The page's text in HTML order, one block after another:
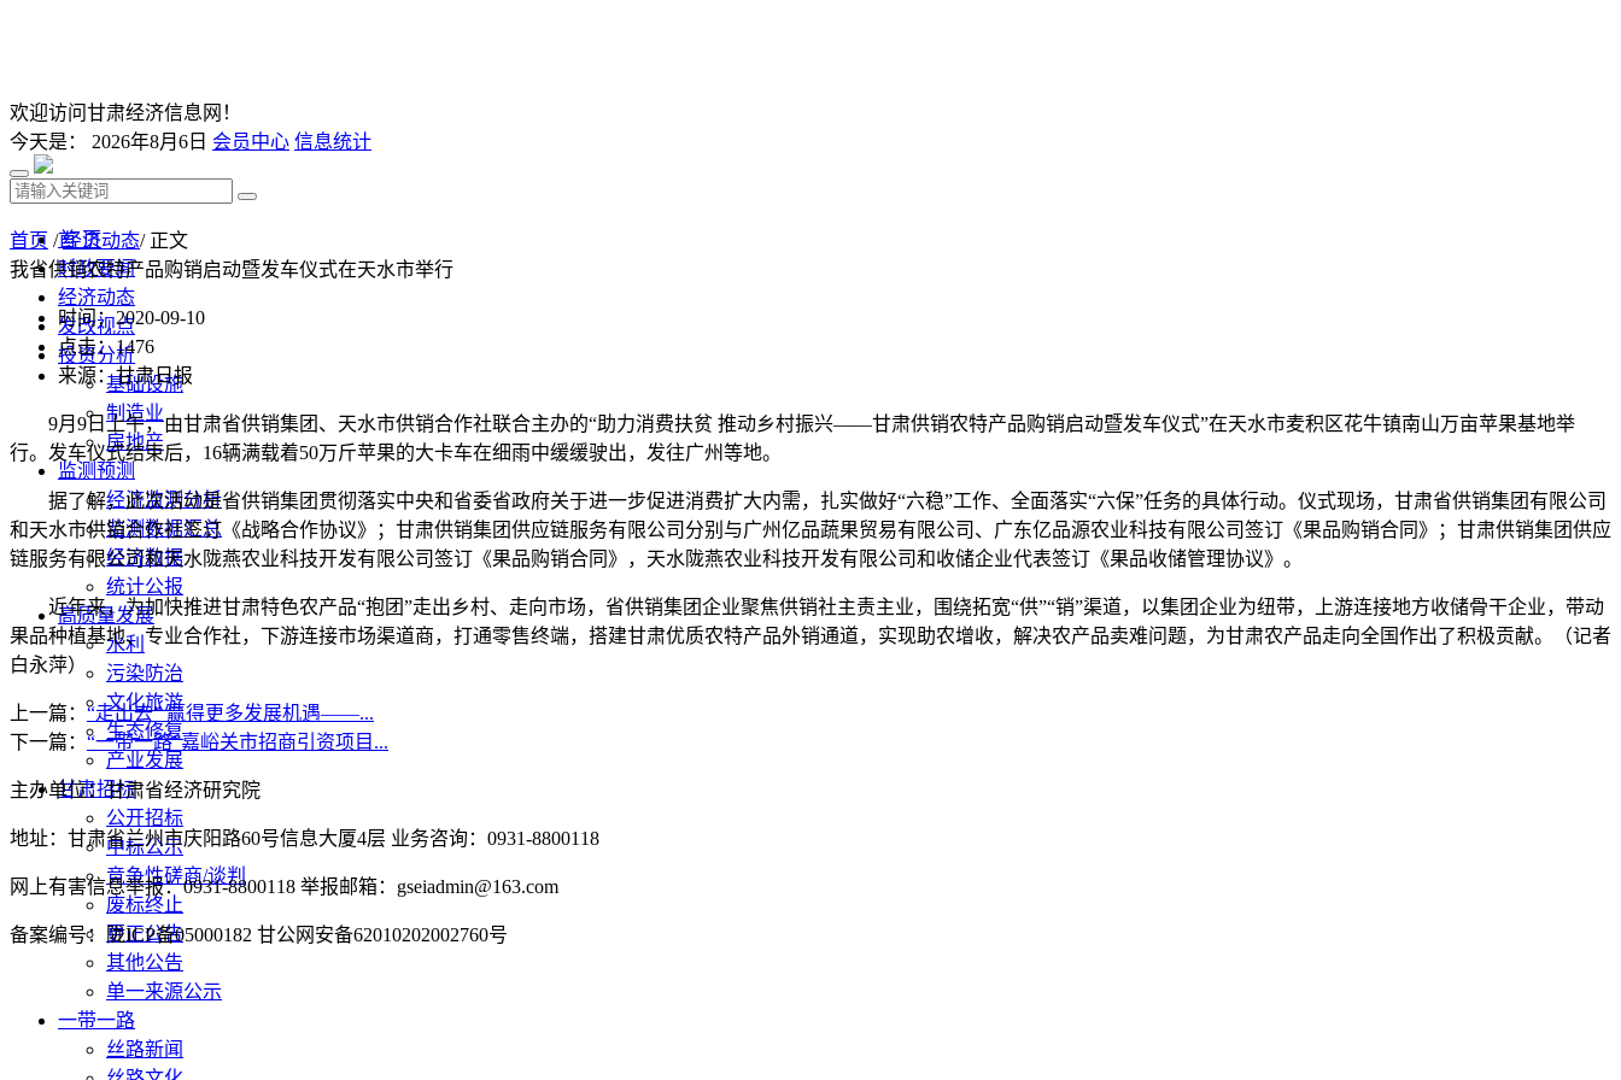
欢迎访问甘肃经济信息网！
今天是： 2026年8月6日 会员中心 信息统计
首 页
时政要闻
经济动态
发改视点
投资分析
基础设施
制造业
房地产
监测预测
经济监测分析
监测数据汇总
经济数据
统计公报
高质量发展
水利
污染防治
文化旅游
生态修复
产业发展
甘肃招标
公开招标
中标公示
竞争性磋商/谈判
废标终止
更正公告
其他公告
单一来源公示
一带一路
丝路新闻
首页 /经济动态/ 正文
我省供销农特产品购销启动暨发车仪式在天水市举行
时间：2020-09-10
点击：1476
来源：甘肃日报
9月9日上午，由甘肃省供销集团、天水市供销合作社联合主办的“助力消费扶贫 推动乡村振兴——甘肃供销农特产品购销启动暨发车仪式”在天水市麦积区花牛镇南山万亩苹果基地举
行。发车仪式结束后，16辆满载着50万斤苹果的大卡车在细雨中缓缓驶出，发往广州等地。
据了解，此次活动是省供销集团贯彻落实中央和省委省政府关于进一步促进消费扩大内需，扎实做好“六稳”工作、全面落实“六保”任务的具体行动。仪式现场，甘肃省供销集团有限公司
和天水市供销合作社签订《战略合作协议》；甘肃供销集团供应链服务有限公司分别与广州亿品蔬果贸易有限公司、广东亿品源农业科技有限公司签订《果品购销合同》；甘肃供销集团供应
链服务有限公司和天水陇燕农业科技开发有限公司签订《果品购销合同》，天水陇燕农业科技开发有限公司和收储企业代表签订《果品收储管理协议》。
近年来，为加快推进甘肃特色农产品“抱团”走出乡村、走向市场，省供销集团企业聚焦供销社主责主业，围绕拓宽“供”“销”渠道，以集团企业为纽带，上游连接地方收储骨干企业，带动
果品种植基地、专业合作社，下游连接市场渠道商，打通零售终端，搭建甘肃优质农特产品外销通道，实现助农增收，解决农产品卖难问题，为甘肃农产品走向全国作出了积极贡献。（记者
白永萍）
上一篇： “走出去” 赢得更多发展机遇——...
下一篇： “一带一路”嘉峪关市招商引资项目...
主办单位：甘肃省经济研究院
地址：甘肃省兰州市庆阳路60号信息大厦4层 业务咨询：0931-8800118
网上有害信息举报：0931-8800118 举报邮箱：gseiadmin@163.com
备案编号：陇ICP备05000182 甘公网安备62010202002760号